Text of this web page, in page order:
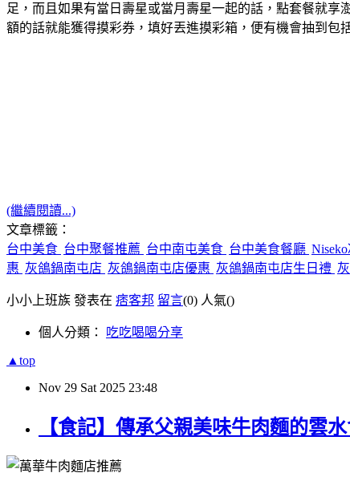
足，而且如果有當日壽星或當月壽星一起的話，點套餐就
額的話就能獲得摸彩券，填好丟進摸彩箱，便有機會抽到包
(繼續閱讀...)
文章標籤：
台中美食 台中聚餐推薦 台中南屯美食 台中美食餐廳
惠 灰鴿鍋南屯店 灰鴿鍋南屯店優惠 灰鴿鍋南屯店生日禮
小小上班族 發表在 痞客邦 留言(0) 人氣()
個人分類： 吃吃喝喝分享
▲top
Nov 29 Sat 2025 23:48
【食記】傳承父親美味牛肉麵的雲